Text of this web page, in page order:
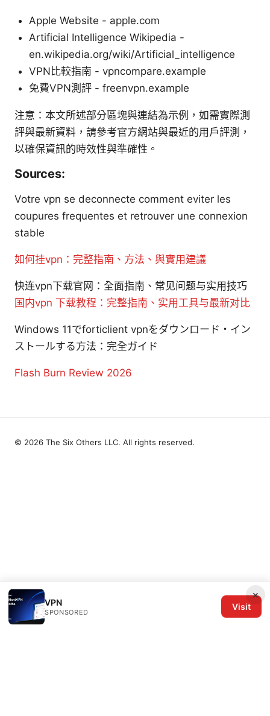
Apple Website - apple.com
Artificial Intelligence Wikipedia -
en.wikipedia.org/wiki/Artificial_intelligence
VPN比較指南 - vpncompare.example
免費VPN測評 - freenvpn.example
注意：本文所述部分區塊與連結為示例，如需實際測
評與最新資料，請參考官方網站與最近的用戶評測，
以確保資訊的時效性與準確性。
Sources:
Votre vpn se deconnecte comment eviter les
coupures frequentes et retrouver une connexion
stable
如何挂vpn：完整指南、方法、與實用建議
快连vpn下载官网：全面指南、常见问题与实用技巧
国内vpn 下载教程：完整指南、实用工具与最新对比
Windows 11でforticlient vpnをダウンロード・イン
ストールする方法：完全ガイド
Flash Burn Review 2026
×
VPN
SPONSORED
Visit
© 2026 The Six Others LLC. All rights reserved.